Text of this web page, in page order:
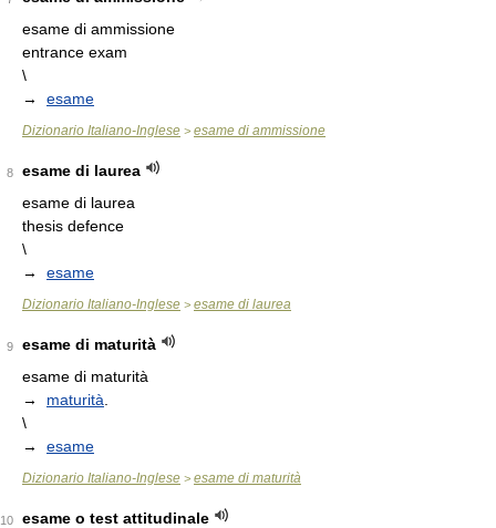
esame di ammissione
entrance exam
\
→ esame
Dizionario Italiano-Inglese > esame di ammissione
8
esame di laurea
esame di laurea
thesis defence
\
→ esame
Dizionario Italiano-Inglese > esame di laurea
9
esame di maturità
esame di maturità
→ maturità
\
→ esame
Dizionario Italiano-Inglese > esame di maturità
10
esame o test attitudinale